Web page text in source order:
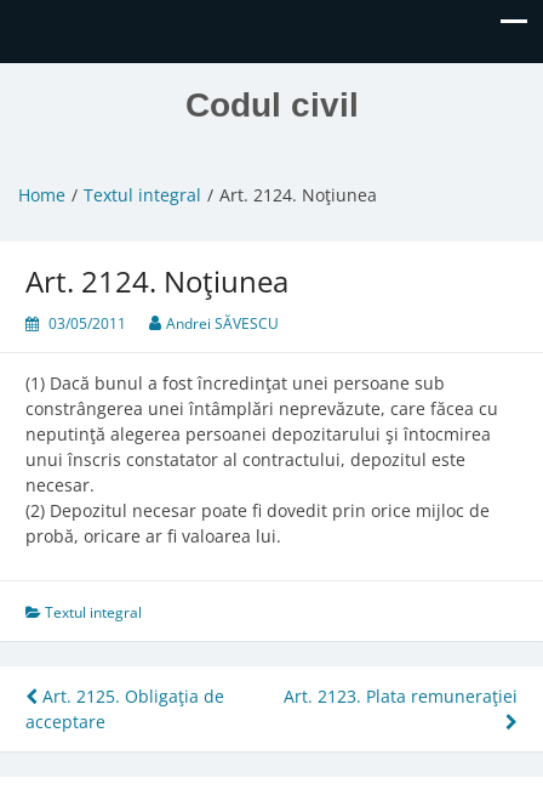
Codul civil
Home Textul integral Art. 2124. Noţiunea
Art. 2124. Noţiunea
03/05/2011 Andrei SĂVESCU
(1) Dacă bunul a fost încredinţat unei persoane sub
constrângerea unei întâmplări neprevăzute, care făcea cu
neputinţă alegerea persoanei depozitarului şi întocmirea
unui înscris constatator al contractului, depozitul este
necesar.
(2) Depozitul necesar poate fi dovedit prin orice mijloc de
probă, oricare ar fi valoarea lui.
Textul integral
Post
navigation
Art. 2125. Obligaţia de
acceptare
Art. 2123. Plata remuneraţiei